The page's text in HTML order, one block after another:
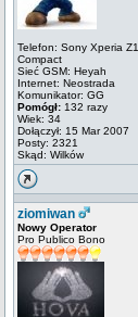
Telefon: Sony Xperia Z1
Compact
Sieć GSM: Heyah
Internet: Neostrada
Komunikator: GG
Pomógł: 132 razy
Wiek: 34
Dołączył: 15 Mar 2007
Posty: 2321
Skąd: Wilków
ziomiwan
Nowy Operator
Pro Publico Bono